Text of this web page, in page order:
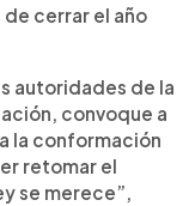
cerrar el año
autoridades de la
convoque a
la conformación
retomar el
se merece”,